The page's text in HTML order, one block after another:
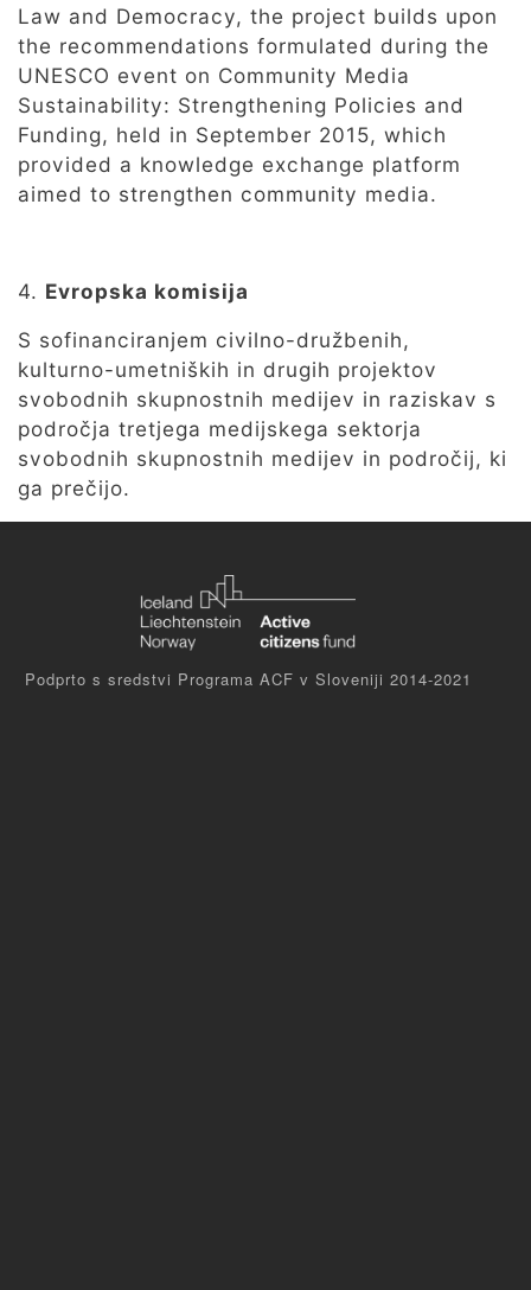
Law and Democracy, the project builds upon
the recommendations formulated during the
UNESCO event on Community Media
Sustainability: Strengthening Policies and
Funding, held in September 2015, which
provided a knowledge exchange platform
aimed to strengthen community media.
4. Evropska komisija
S sofinanciranjem civilno-družbenih,
kulturno-umetniških in drugih projektov
svobodnih skupnostnih medijev in raziskav s
področja tretjega medijskega sektorja
svobodnih skupnostnih medijev in področij, ki
ga prečijo.
Podprto s sredstvi Programa ACF v Sloveniji 2014-2021